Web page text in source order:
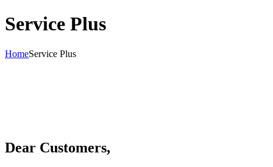
Service Plus
HomeService Plus
Dear Customers,